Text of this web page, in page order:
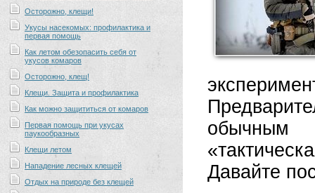
Осторожно, клещи!
Укусы насекомых: профилактика и
первая помощь
Как летом обезопасить себя от
укусов комаров
Осторожно, клещ!
Клещи. Защита и профилактика
Как можно защититься от комаров
Первая помощь при укусах
паукообразных
Клещи летом
Нападение лесных клещей
Отдых на природе без клещей
обычным
Давайте